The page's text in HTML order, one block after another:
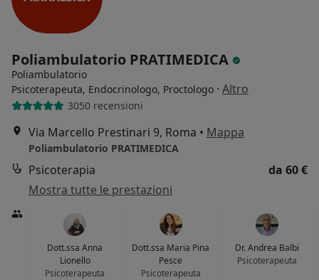
Poliambulatorio PRATIMEDICA
Poliambulatorio
Psicoterapeuta, Endocrinologo, Proctologo · Altro
3050 recensioni
Via Marcello Prestinari 9, Roma • Mappa
Poliambulatorio PRATIMEDICA
Psicoterapia
da 60 €
Mostra tutte le prestazioni
Dott.ssa Anna
Lionello
Psicoterapeuta
Dott.ssa Maria Pina
Pesce
Psicoterapeuta
Dr. Andrea Balbi
Psicoterapeuta